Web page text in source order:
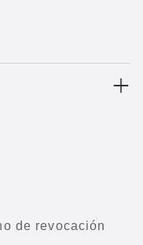
de revocación